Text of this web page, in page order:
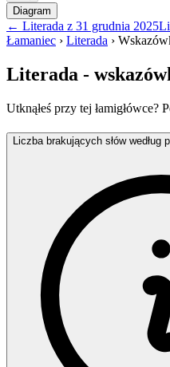
Diagram
← Literada z 31 grudnia 2025
Łamaniec › Literada ›
Literada -
Utknąłeś przy tej
Liczba brakujących słów według